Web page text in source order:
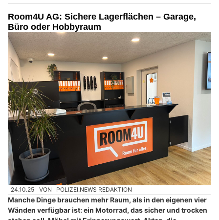
Room4U AG: Sichere Lagerflächen – Garage,
Büro oder Hobbyraum
24.10.25 VON POLIZEI.NEWS REDAKTION
Manche Dinge brauchen mehr Raum, als in den eigenen vier
Wänden verfügbar ist: ein Motorrad, das sicher und trocken